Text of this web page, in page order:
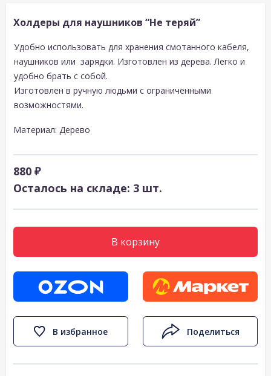
Холдеры для наушников “Не теряй”
Удобно использовать для хранения смотанного кабеля,
наушников или зарядки. Изготовлен из дерева. Легко и
удобно брать с собой.
Изготовлен в ручную людьми с ограниченными
возможностями.
Материал: Дерево
880 ₽
Осталось на складе: 3 шт.
В корзину
Поделиться
В избранное